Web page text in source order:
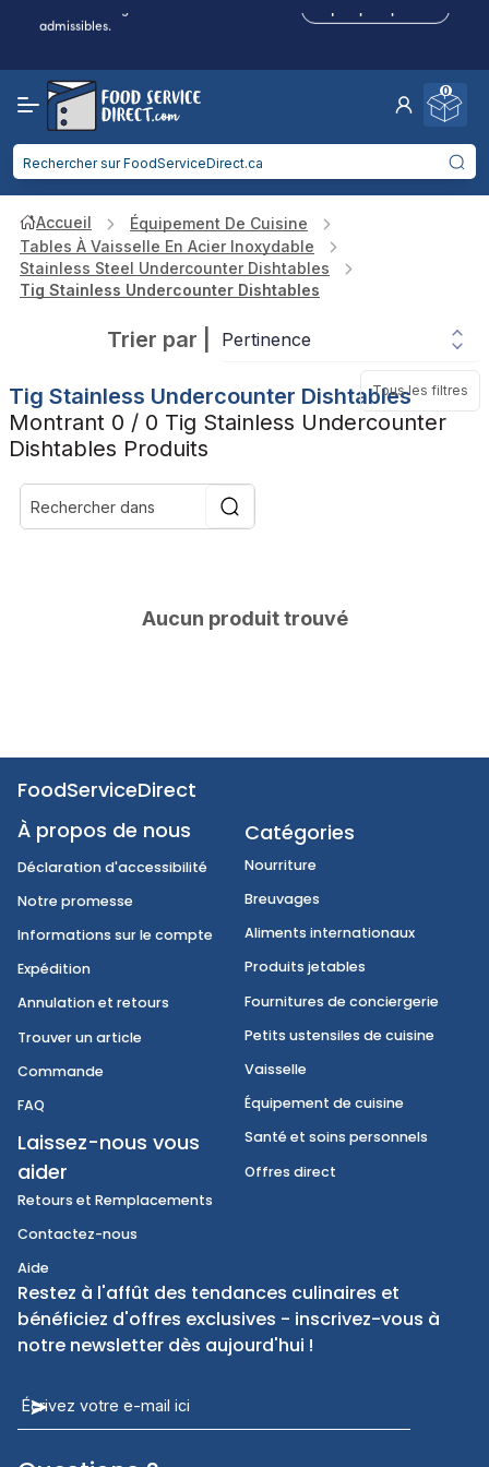
admissibles.
Frais de port réduitspour 2 articles ou plus ! Livraison gratuite à partir de
Entreprise de restauration : gagnez des
remises en argent sur les achats
admissibles.
Cliquez pour postuler
0
Accueil
Équipement De Cuisine
Tables À Vaisselle En Acier Inoxydable
Stainless Steel Undercounter Dishtables
Tig Stainless Undercounter Dishtables
Trier par
Tous les filtres
Tig Stainless Undercounter Dishtables
Montrant 0 / 0 Tig Stainless Undercounter
Dishtables Produits
Aucun produit trouvé
FoodServiceDirect
À propos de nous
Déclaration d'accessibilité
Notre promesse
Informations sur le compte
Expédition
Annulation et retours
Trouver un article
FAQ
Laissez-nous vous
aider
Retours et Remplacements
Aide
Catégories
Nourriture
Breuvages
Aliments internationaux
Produits jetables
Fournitures de conciergerie
Petits ustensiles de cuisine
Offres direct
Restez à l'affût des tendances culinaires et